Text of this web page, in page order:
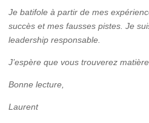
Je batifole à partir de mes
succès et mes fausses pistes. Je
leadership responsable.
J’espère que vous trouverez
Bonne lecture,
Laurent